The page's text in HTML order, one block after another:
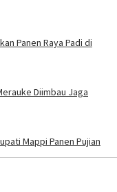
Panen Raya Padi di
Diimbau Jaga
Mappi Panen Pujian